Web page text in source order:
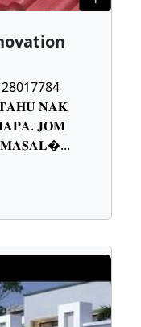
𝐍𝐀𝐊
𝐉𝐎𝐌
𝐌𝐀𝐒𝐀𝐋...